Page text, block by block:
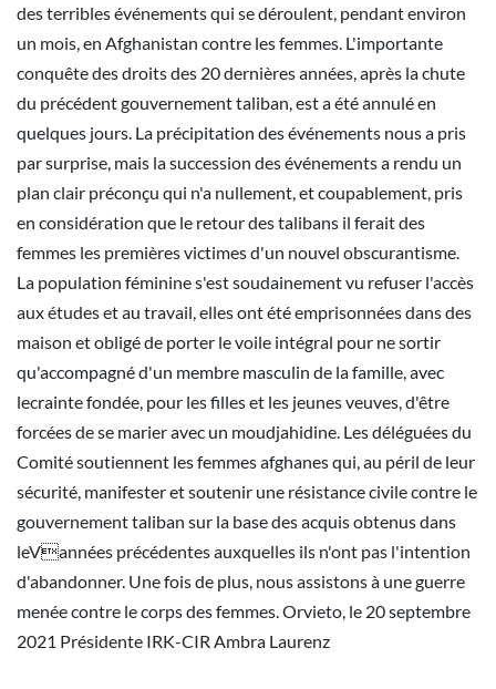
des terribles événements qui se déroulent, pendant environ
un mois, en Afghanistan contre les femmes. L'importante
conquête des droits des 20 dernières années, après la chute
du précédent gouvernement taliban, est a été annulé en
quelques jours. La précipitation des événements nous a pris
par surprise, mais la succession des événements a rendu un
plan clair préconçu qui n'a nullement, et coupablement, pris
en considération que le retour des talibans il ferait des
femmes les premières victimes d'un nouvel obscurantisme.
La population féminine s'est soudainement vu refuser l'accès
aux études et au travail, elles ont été emprisonnées dans des
maison et obligé de porter le voile intégral pour ne sortir
qu'accompagné d'un membre masculin de la famille, avec
lecrainte fondée, pour les filles et les jeunes veuves, d'être
forcées de se marier avec un moudjahidine. Les déléguées du
Comité soutiennent les femmes afghanes qui, au péril de leur
sécurité, manifester et soutenir une résistance civile contre le
gouvernement taliban sur la base des acquis obtenus dans
leVannées précédentes auxquelles ils n'ont pas l'intention
d'abandonner. Une fois de plus, nous assistons à une guerre
menée contre le corps des femmes. Orvieto, le 20 septembre
2021 Présidente IRK-CIR Ambra Laurenz